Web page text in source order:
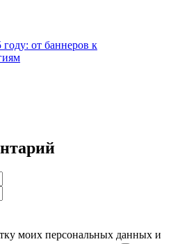
от баннеров к
моих персональных данных и